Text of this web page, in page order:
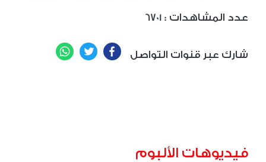
6701 : عدد المشاهدات
شارك عبر قنوات التواصل Facebook
Twitter
فيديوهات الألبوم